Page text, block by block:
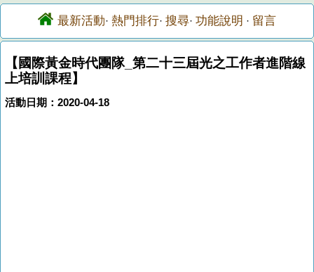
最新活動· 熱門排行· 搜尋· 功能說明 · 留言
【國際黃金時代團隊_第二十三屆光之工作者進階線
上培訓課程】
活動日期：2020-04-18